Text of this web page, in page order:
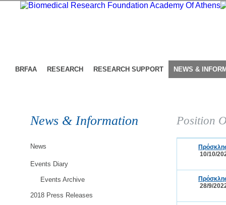
BRFAA RESEARCH RESEARCH SUPPORT NEWS &
News & Information
News
Events Diary
Events Archive
2018 Press Releases
Position
10/10/
28/9/